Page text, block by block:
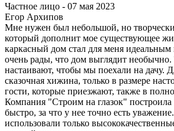
Частное лицо - 07 мая 2023
Егор Архипов
Мне нужен был небольшой, но
который дополнит мое существующее
каркасный дом стал для меня
очень рады, что дом выглядит
настаивают, чтобы мы поехали на дачу.
сказочная хижина, только в размере
гости, которые приезжают, также в
Компания "Строим на глазок" построила
быстро, за что у нее точно есть
использовали только